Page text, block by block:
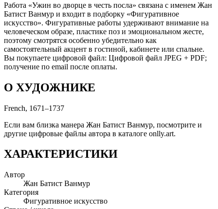
Работа «Ужин во дворце в честь посла» связана с именем Жан
Батист Ванмур и входит в подборку «Фигуративное
искусство». Фигуративные работы удерживают внимание на
человеческом образе, пластике поз и эмоциональном жесте,
поэтому смотрятся особенно убедительно как
самостоятельный акцент в гостиной, кабинете или спальне.
Вы покупаете цифровой файл: Цифровой файл JPEG + PDF;
получение по email после оплаты.
О ХУДОЖНИКЕ
French, 1671–1737
Если вам близка манера Жан Батист Ванмур, посмотрите и
другие цифровые файлы автора в каталоге onlly.art.
ХАРАКТЕРИСТИКИ
Автор
Жан Батист Ванмур
Категория
Фигуративное искусство